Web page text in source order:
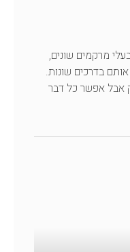
מרקמים שונים,
בדרכים שונות.
אבל אפשר כל דבר